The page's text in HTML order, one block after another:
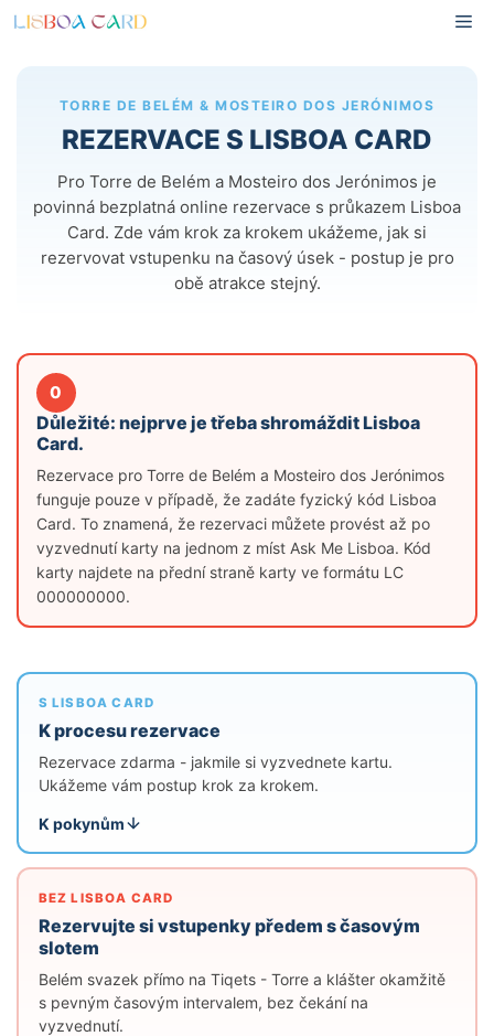
Přeskočit
TORRE DE BELÉM & MOSTEIRO DOS JERÓNIMOS
REZERVACE S LISBOA CARD
Pro Torre de Belém a Mosteiro dos Jerónimos je
povinná bezplatná online rezervace s průkazem Lisboa
Card. Zde vám krok za krokem ukážeme, jak si
rezervovat vstupenku na časový úsek - postup je pro
obě atrakce stejný.
0
Důležité: nejprve je třeba shromáždit Lisboa
Card.
Rezervace pro Torre de Belém a Mosteiro dos Jerónimos
funguje pouze v případě, že zadáte fyzický kód Lisboa
Card. To znamená, že rezervaci můžete provést až po
vyzvednutí karty na jednom z míst Ask Me Lisboa. Kód
karty najdete na přední straně karty ve formátu LC
000000000.
S LISBOA CARD
K procesu rezervace
Rezervace zdarma - jakmile si vyzvednete kartu.
Ukážeme vám postup krok za krokem.
K pokynům
BEZ LISBOA CARD
Rezervujte si vstupenky předem s časovým
slotem
Belém svazek přímo na Tiqets - Torre a klášter okamžitě
s pevným časovým intervalem, bez čekání na
vyzvednutí.